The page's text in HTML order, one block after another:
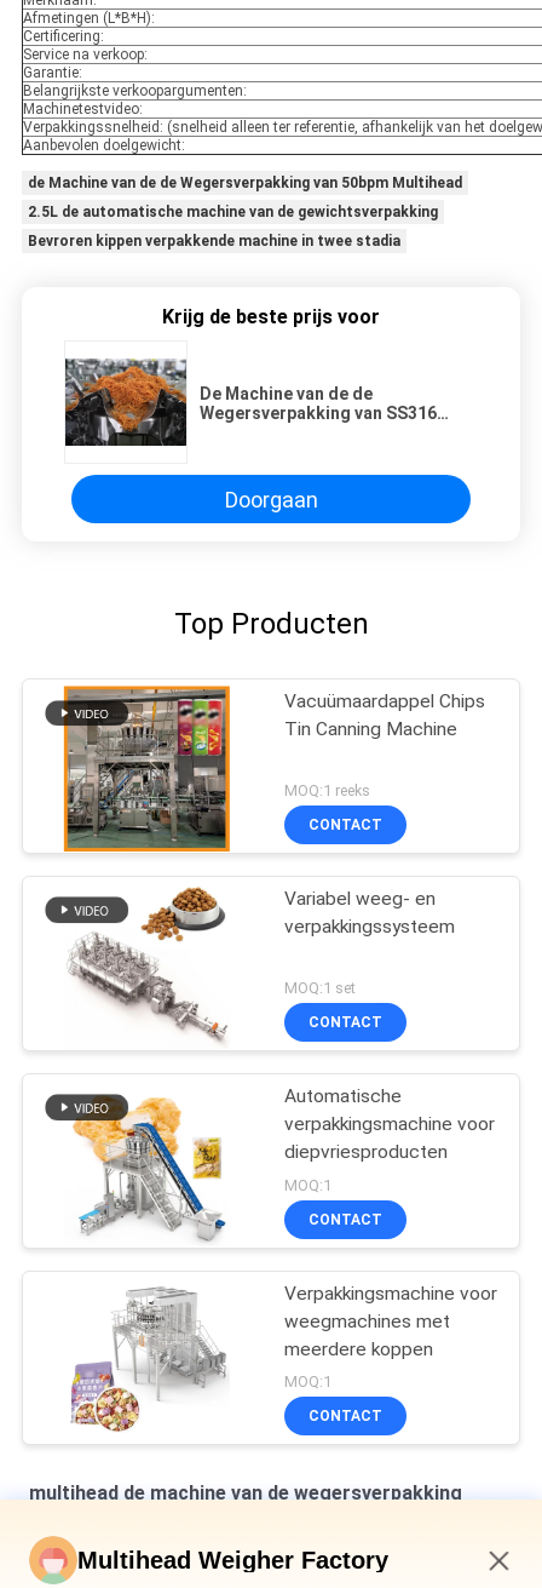
Afmetingen (L*B*H):
Certificering:
Service na verkoop:
Garantie:
Belangrijkste verkoopargumenten:
Machinetestvideo:
Verpakkingssnelheid: (snelheid alleen ter referentie, afhankelijk van het
Aanbevolen doelgewicht:
de Machine van de de Wegersverpakking van 50bpm Multihead
2.5L de automatische machine van de gewichtsverpakking
Bevroren kippen verpakkende machine in twee stadia
Krijg de beste prijs voor
De Machine van de de
Wegersverpakking van SS316
Zakken/Min
Doorgaan
Top Producten
Vacuümaardappel Chips
Tin Canning Machine
MOQ:1 reeks
CONTACT
Variabel weeg- en
verpakkingssysteem
MOQ:1 set
CONTACT
Automatische
verpakkingsmachine voor
diepvriesproducten
MOQ:1
CONTACT
Verpakkingsmachine voor
weegmachines met
meerdere koppen
MOQ:1
CONTACT
multihead de machine van de wegersverpakking
Verticale multihead weegmachine voor het verpakken van
brood in zakken
Multihead Weigher Factory